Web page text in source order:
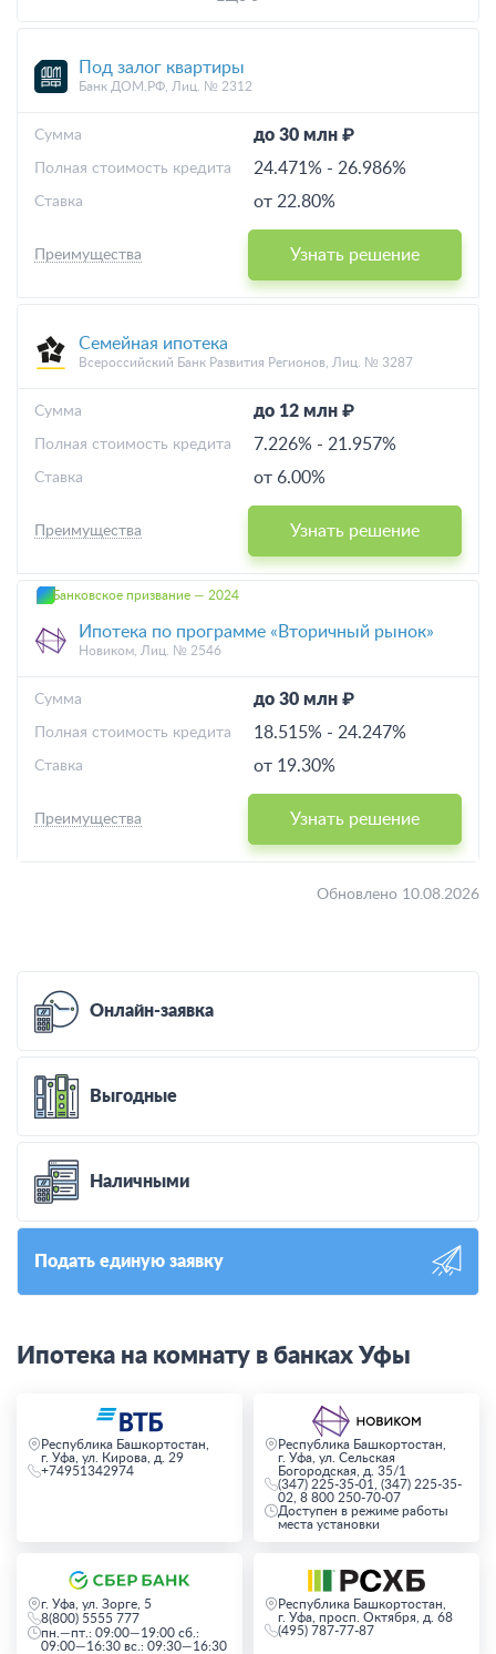
Под залог квартиры
Банк ДОМ.РФ, Лиц. № 2312
до 30 млн ₽
Cумма
24.471% - 26.986%
Полная стоимость кредита
от 22.80%
Ставка
Узнать решение
Преимущества
Семейная ипотека
Всероссийский Банк Развития Регионов, Лиц. № 3287
до 12 млн ₽
Cумма
7.226% - 21.957%
Полная стоимость кредита
от 6.00%
Ставка
Узнать решение
Преимущества
Банковское призвание — 2024
Ипотека по программе «Вторичный рынок»
Новиком, Лиц. № 2546
до 30 млн ₽
Cумма
18.515% - 24.247%
Полная стоимость кредита
от 19.30%
Ставка
Узнать решение
Преимущества
Обновлено 10.08.2026
Онлайн-заявка
Выгодные
Наличными
Подать единую заявку
Ипотека на комнату в банках Уфы
Республика Башкортостан,
г. Уфа, ул. Кирова, д. 29
+74951342974
Республика Башкортостан,
г. Уфа, ул. Сельская
Богородская, д. 35/1
(347) 225-35-01, (347) 225-35-
02, 8 800 250-70-07
Доступен в режиме работы
места установки
г. Уфа, ул. Зорге, 5
8(800) 5555 777
пн.—пт.: 09:00—19:00 сб.:
09:00—16:30 вс.: 09:30—16:30
Республика Башкортостан,
г. Уфа, просп. Октября, д. 68
(495) 787-77-87